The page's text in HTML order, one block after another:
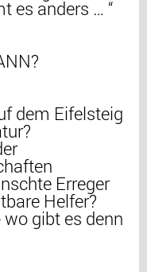
es anders … “
dem Eifelsteig
Erreger
Helfer?
wo gibt es denn